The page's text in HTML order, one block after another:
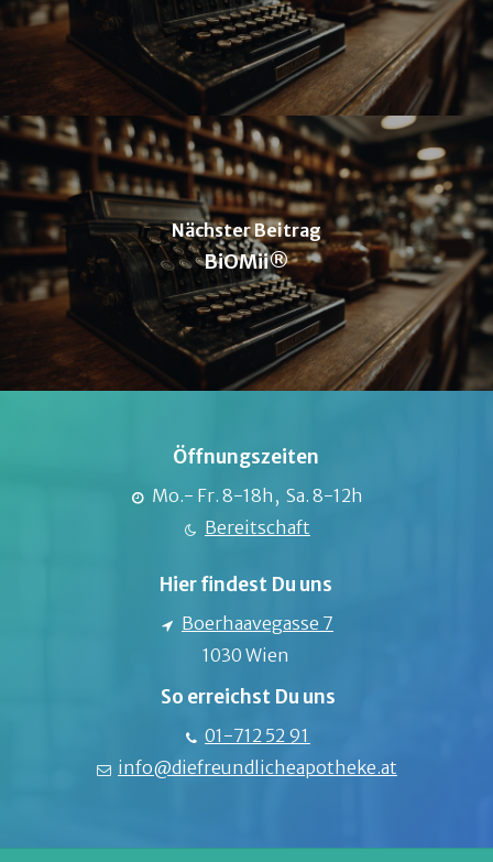
Nächster Beitrag
BiOMii®
Öffnungszeiten
Mo.- Fr. 8-18h, Sa. 8-12h
Bereitschaft
Hier findest Du uns
Boerhaavegasse 7
1030 Wien
So erreichst Du uns
01-712 52 91
info@diefreundlicheapotheke.at